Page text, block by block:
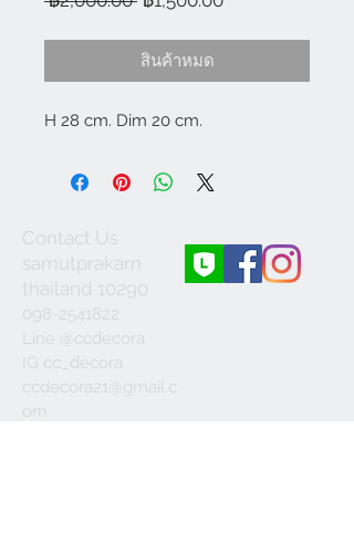
สินค้าหมด
H 28 cm. Dim 20 cm.
Contact Us
samutprakarn
thailand 10290
098-2541822
Line @ccdecora
IG cc_decora
ccdecora21@gmail.c
om